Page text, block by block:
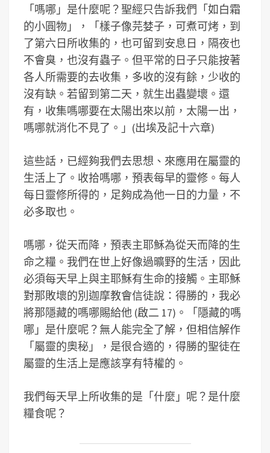
「嗎哪」是什麼呢？聖經只告訴我們「如白霜
的小圓物」，「樣子像芫婪子，可煮可烤，到
了第六日所收集的，也可留到安息日，隔夜也
不會臭，也沒有蟲子。但平常的日子只能按著
各人所需要的去收集，多收的沒有餘，少收的
沒有缺。若留到第二天，就生出蟲變壞。還
有，收集嗎哪要在太陽出來以前，太陽一出，
嗎哪就消化不見了。」(出埃及記十六章)
這些話，已經夠我們去思想、來應用在屬靈的
生活上了。收拾嗎哪，預表每早的靈修。每人
每日靈修所得的，足夠成為他一日的力量，不
必多取也。
嗎哪，從天而降，預表主耶穌為從天而降的生
命之糧。我們在世上好像過曠野的生活，因此
必須每天早上與主耶穌有生命的接觸。主耶穌
對那敗壞的別迦摩教會信徒說：得勝的，我必
將那隱藏的嗎哪賜給他 (啟二 17)。「隱藏的嗎
哪」是什麼呢？無人能完全了解，但相信解作
「屬靈的奧秘」，是很合適的，得勝的聖徒在
屬靈的生活上是應該享有特權的。
我們每天早上所收集的是「什麼」呢？是什麼
糧食呢？